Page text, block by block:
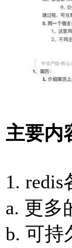
主要内
1.
a. 更多
b. 可持